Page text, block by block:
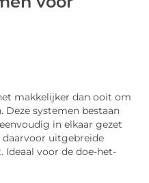
makkelijker dan ooit om
Deze systemen bestaan
in elkaar gezet
daarvoor uitgebreide
Ideaal voor de doe-het-